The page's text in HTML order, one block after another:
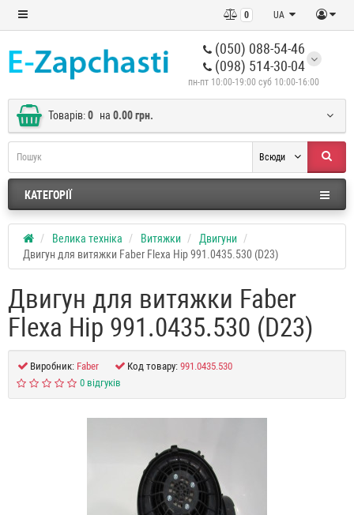
UA
0
(050) 088-54-46
(098) 514-30-04
пн-пт 10:00-19:00 суб 10:00-16:00
Товарів:0 на 0.00 грн.
Всюди
КАТЕГОРІЇ
Велика техніка Витяжки
Двигуни
Двигун для витяжки Faber Flexa Hip 991.0435.530 (D23)
Двигун для витяжки Faber
Flexa Hip 991.0435.530 (D23)
Виробник: Faber Код товару: 991.0435.530
0 відгуків